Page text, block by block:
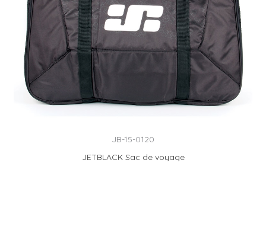
JB-15-0120
JETBLACK Sac de voyage